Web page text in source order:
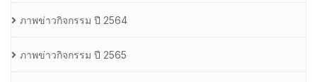
ภาพข่าวกิจกรรม ปี 2564
ภาพข่าวกิจกรรม ปี 2565